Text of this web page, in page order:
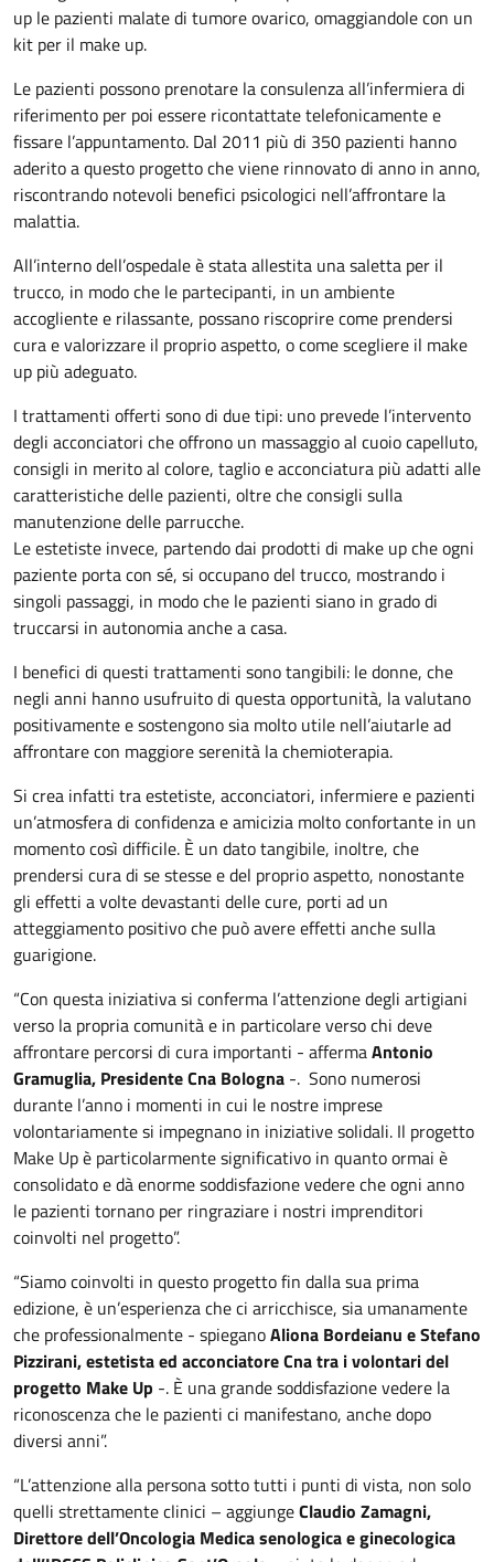
up le pazienti malate di tumore ovarico, omaggiandole con un
kit per il make up.
Le pazienti possono prenotare la consulenza all’infermiera di
riferimento per poi essere ricontattate telefonicamente e
fissare l’appuntamento. Dal 2011 più di 350 pazienti hanno
aderito a questo progetto che viene rinnovato di anno in anno,
riscontrando notevoli benefici psicologici nell’affrontare la
malattia.
All’interno dell’ospedale è stata allestita una saletta per il
trucco, in modo che le partecipanti, in un ambiente
accogliente e rilassante, possano riscoprire come prendersi
cura e valorizzare il proprio aspetto, o come scegliere il make
up più adeguato.
I trattamenti offerti sono di due tipi: uno prevede l’intervento
degli acconciatori che offrono un massaggio al cuoio capelluto,
consigli in merito al colore, taglio e acconciatura più adatti alle
caratteristiche delle pazienti, oltre che consigli sulla
manutenzione delle parrucche.
Le estetiste invece, partendo dai prodotti di make up che ogni
paziente porta con sé, si occupano del trucco, mostrando i
singoli passaggi, in modo che le pazienti siano in grado di
truccarsi in autonomia anche a casa.
I benefici di questi trattamenti sono tangibili: le donne, che
negli anni hanno usufruito di questa opportunità, la valutano
positivamente e sostengono sia molto utile nell’aiutarle ad
affrontare con maggiore serenità la chemioterapia.
Si crea infatti tra estetiste, acconciatori, infermiere e pazienti
un’atmosfera di confidenza e amicizia molto confortante in un
momento così difficile. È un dato tangibile, inoltre, che
prendersi cura di se stesse e del proprio aspetto, nonostante
gli effetti a volte devastanti delle cure, porti ad un
atteggiamento positivo che può avere effetti anche sulla
guarigione.
“Con questa iniziativa si conferma l’attenzione degli artigiani
verso la propria comunità e in particolare verso chi deve
affrontare percorsi di cura importanti - affermaAntonio
Gramuglia, Presidente Cna Bologna -. Sono numerosi
durante l’anno i momenti in cui le nostre imprese
volontariamente si impegnano in iniziative solidali. Il progetto
Make Up è particolarmente significativo in quanto ormai è
consolidato e dà enorme soddisfazione vedere che ogni anno
le pazienti tornano per ringraziare i nostri imprenditori
coinvolti nel progetto”.
“Siamo coinvolti in questo progetto fin dalla sua prima
edizione, è un’esperienza che ci arricchisce, sia umanamente
che professionalmente - spieganoAliona Bordeianu e Stefano
Pizzirani, estetista ed acconciatore Cna tra i volontari del
progetto Make Up -. È una grande soddisfazione vedere la
riconoscenza che le pazienti ci manifestano, anche dopo
diversi anni”.
“L’attenzione alla persona sotto tutti i punti di vista, non solo
quelli strettamente clinici – aggiungeClaudio Zamagni,
Direttore dell’Oncologia Medica senologica e ginecologica